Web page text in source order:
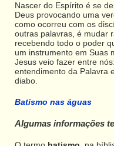
Nascer do Espírito é se
Deus provocando uma
como ocorreu com os
outras palavras, é mudar
recebendo todo o poder
um instrumento em Suas
Jesus veio fazer entre
entendimento da Palavra
diabo.
Batismo nas águas
Algumas informações